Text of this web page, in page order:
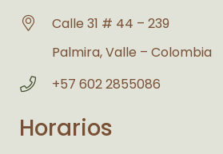
Calle 31 # 44 – 239
Palmira, Valle – Colombia
+57 602 2855086
Horarios